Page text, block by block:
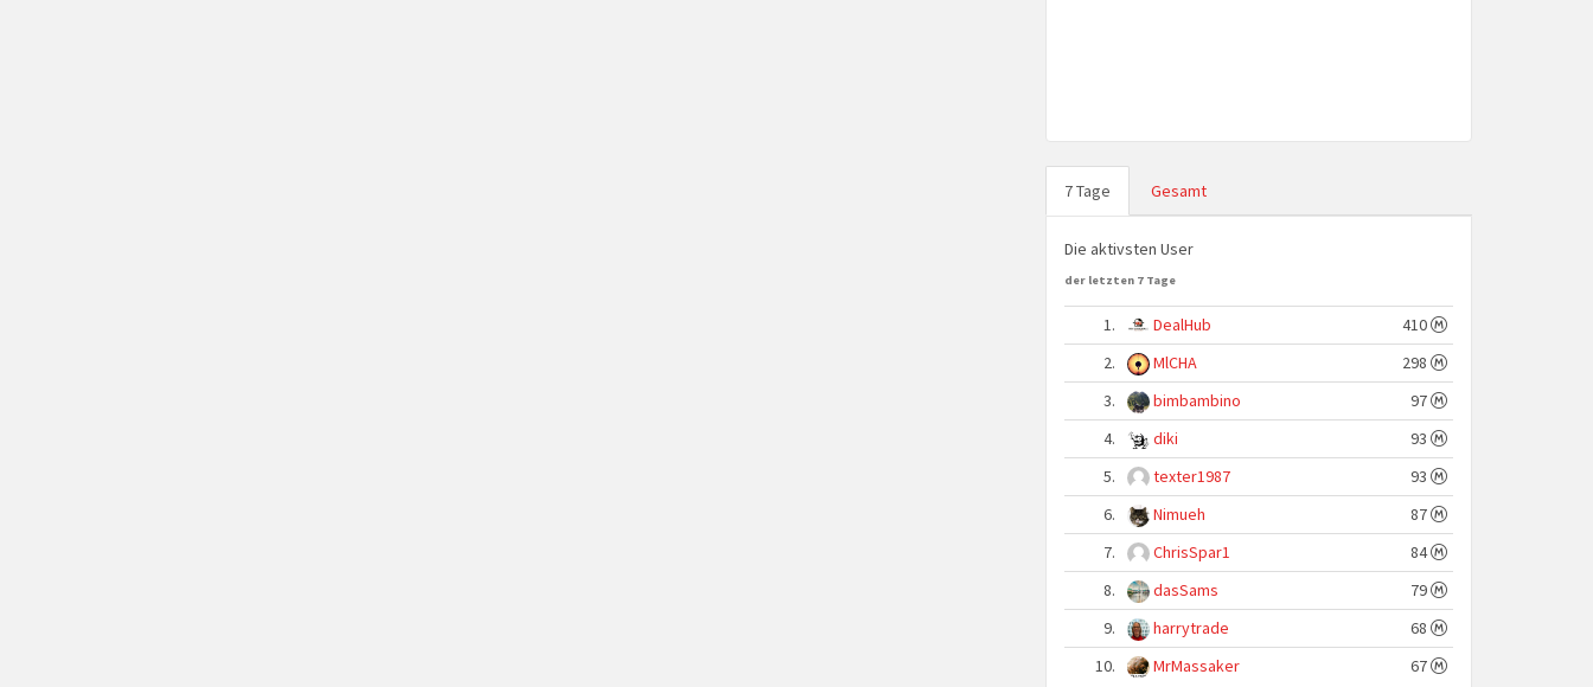
7 Tage Gesamt
Die aktivsten User
der letzten 7 Tage
1. DealHub
410
2.
MlCHA
298
3.
bimbambino
97
4.
diki
93
5.
texter1987
93
6.
Nimueh
87
7.
ChrisSpar1
84
8.
dasSams
79
9.
harrytrade
68
10.
MrMassaker 67